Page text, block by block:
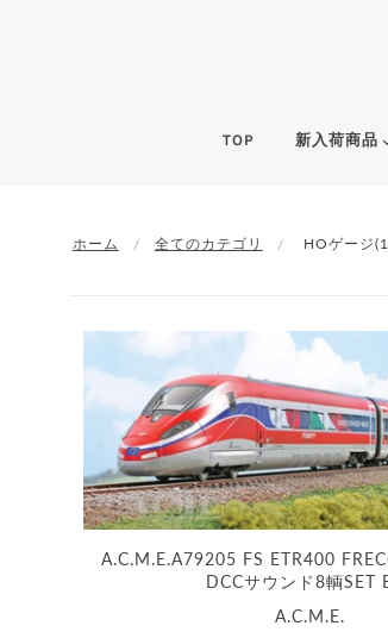
TOP 新入荷商品
ホーム 全てのカテゴリ HOゲージ
A.C.M.E.A79205 FS ETR400
DCCサウンド8輌SET
A.C.M.E.